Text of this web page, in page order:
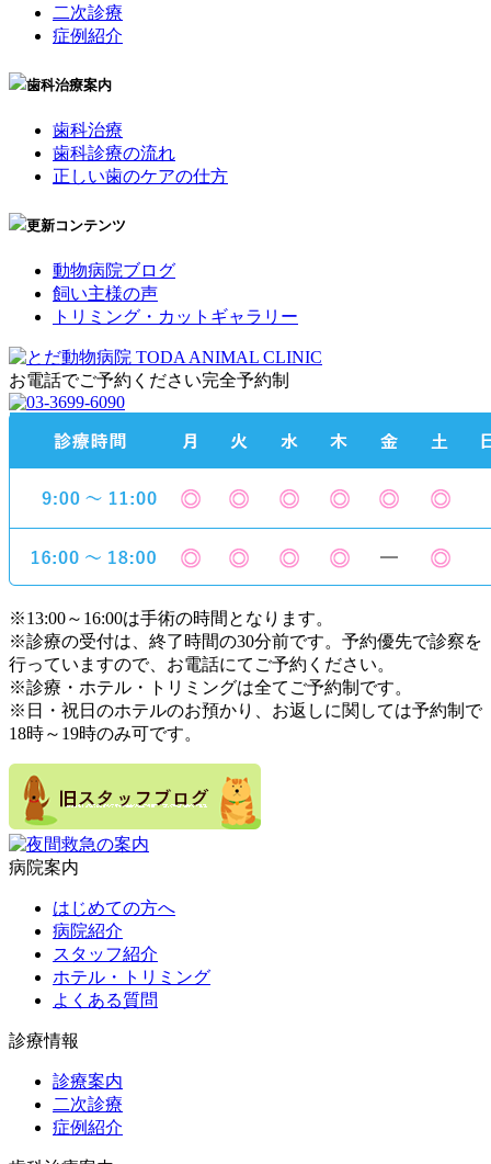
二次診療
症例紹介
歯科治療案内
歯科治療
歯科診療の流れ
正しい歯のケアの仕方
更新コンテンツ
動物病院ブログ
飼い主様の声
トリミング・カットギャラリー
お電話でご予約ください完全予約制
※13:00～16:00は手術の時間となります。
※診療の受付は、終了時間の30分前です。予約優先で診察を
行っていますので、お電話にてご予約ください。
※診療・ホテル・トリミングは全てご予約制です。
※日・祝日のホテルのお預かり、お返しに関しては予約制で
18時～19時のみ可です。
病院案内
はじめての方へ
病院紹介
スタッフ紹介
ホテル・トリミング
よくある質問
診療情報
診療案内
二次診療
症例紹介